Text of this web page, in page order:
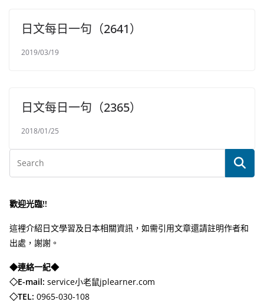
日文每日一句（2641）
2019/03/19
日文每日一句（2365）
2018/01/25
歡迎光臨!!
這裡介紹日文學習及日本相關資訊，如需引用文章還請註明作者和
出處，謝謝。
◆連絡一紀◆
◇E-mail: service小老鼠jplearner.com
◇TEL: 0965-030-108